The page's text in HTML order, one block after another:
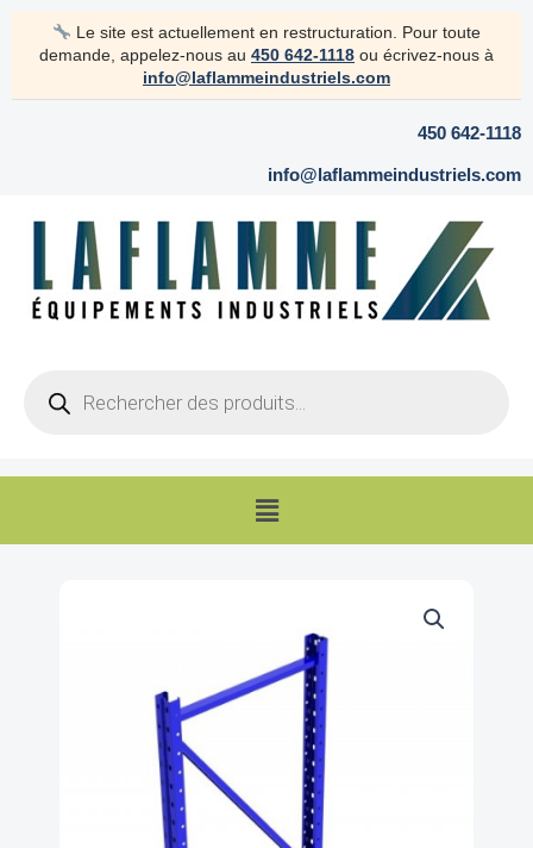
Le site est actuellement en restructuration. Pour toute
demande, appelez-nous au 450 642-1118 ou écrivez-nous à
info@laflammeindustriels.com
450 642-1118
info@laflammeindustriels.com
search
Menu